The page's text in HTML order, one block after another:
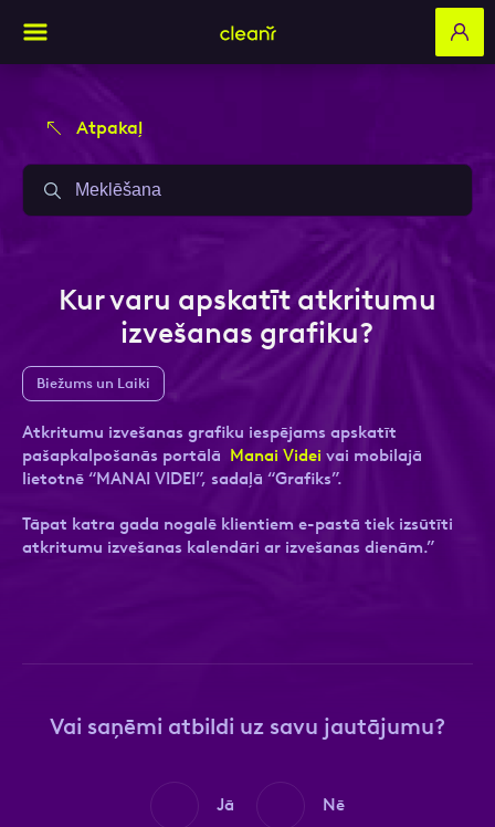
Atpakaļ
Kur varu apskatīt atkritumu
izvešanas grafiku?
Biežums un Laiki
Atkritumu izvešanas grafiku iespējams apskatīt
pašapkalpošanās portālā Manai Videi vai mobilajā
lietotnē “MANAI VIDEI”, sadaļā “Grafiks”.
Tāpat katra gada nogalē klientiem e-pastā tiek izsūtīti
atkritumu izvešanas kalendāri ar izvešanas dienām.”
Vai saņēmi atbildi uz savu jautājumu?
Jā Nē
Aizpildi pieteikuma formu un mēs ar tevi
sazināsimies
E-pasts
Kontakttālrunis
Apstiprini, ka esi iepazinies ar sadaļu
Aizpildi pieteikuma formu un mēs ar tevi
sazināsimies
E-pasts
Kontakttālrunis
Atzīmējiet, ka piekrītat personas datu